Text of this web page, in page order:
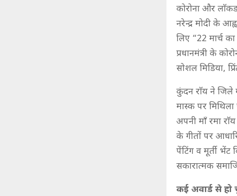
कोरोना और
नरेन्द्र मोदी के
लिए “22 मार्च
प्रधानमंत्री के
सोशल मिडिया,
कुंदन राॅय ने जिले
मास्क पर
अपनी माँ रमा
के गीतों पर
पेंटिंग व मूर्ती
सकारात्मक
कई अवार्ड से हो